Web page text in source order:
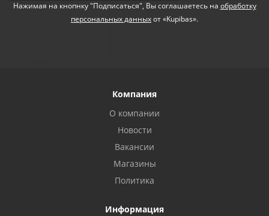
Нажимая на кнопнку "Подписаться", Вы соглашаетесь на обработку
персональных данныхот «Kupibas».
Компания
О компании
Новости
Вакансии
Магазины
Политика
Информация